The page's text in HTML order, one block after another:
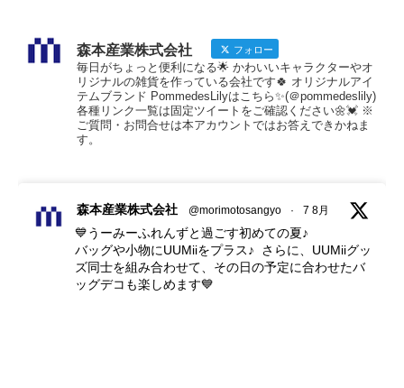
森本産業株式会社 フォロー
毎日がちょっと便利になる🌟 かわいいキャラクターやオ
リジナルの雑貨を作っている会社です🍀 オリジナルアイ
テムブランド PommedesLilyはこちら✨(＠pommedeslily)
各種リンク一覧は固定ツイートをご確認ください🌼💓 ※
ご質問・お問合せは本アカウントではお答えできかねま
す。
森本産業株式会社 @morimotosangyo · 7 8月
💙うーみーふれんずと過ごす初めての夏♪
バッグや小物にUUMiiをプラス♪ さらに、UUMiiグッ
ズ同士を組み合わせて、その日の予定に合わせたバ
ッグデコも楽しめます💙